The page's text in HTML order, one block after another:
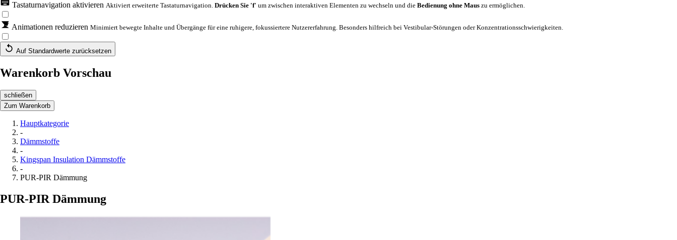
Tastaturnavigation aktivieren Aktiviert erweiterte Tastaturnavigation. Drücken Sie 'f' um zwischen interaktiven Elementen zu wechseln und die Bedienung ohne Maus zu ermöglichen.
Animationen reduzieren Minimiert bewegte Inhalte und Übergänge für eine ruhigere, fokussiertere Nutzererfahrung. Besonders hilfreich bei Vestibular-Störungen oder Konzentrationsschwierigkeiten.
Auf Standardwerte zurücksetzen
Warenkorb Vorschau
schließen
Zum Warenkorb
Hauptkategorie
-
Dämmstoffe
-
Kingspan Insulation Dämmstoffe
-
PUR-PIR Dämmung
PUR-PIR Dämmung